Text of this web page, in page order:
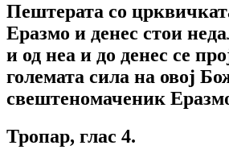
Пештерата со
Еразмо и денес стои
и од неа и до денес се
големата сила на овој
свештеномаченик
Тропар, глас 4.